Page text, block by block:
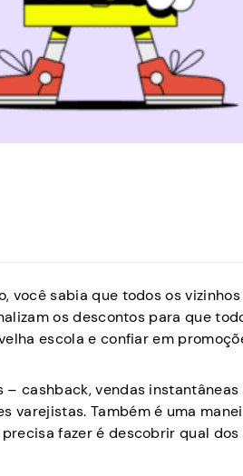
você sabia que todos os vizinhos
os descontos para que
escola e confiar em
cashback, vendas instantâneas
varejistas. Também é uma
precisa fazer é descobrir qual dos